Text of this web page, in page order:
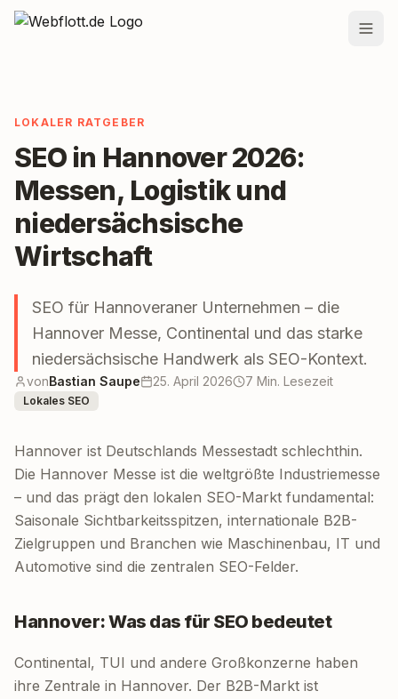
Zum Inhalt springen
Preise
Projekte
Team
Blog
Kontakt
LOKALER RATGEBER
SEO in Hannover 2026:
Messen, Logistik und
niedersächsische
Wirtschaft
SEO für Hannoveraner Unternehmen – die
Hannover Messe, Continental und das starke
niedersächsische Handwerk als SEO-Kontext.
vonBastian Saupe 25. April 2026 7 Min. Lesezeit
Lokales SEO
Hannover ist Deutschlands Messestadt schlechthin.
Die Hannover Messe ist die weltgrößte Industriemesse
– und das prägt den lokalen SEO-Markt fundamental:
Saisonale Sichtbarkeitsspitzen, internationale B2B-
Zielgruppen und Branchen wie Maschinenbau, IT und
Automotive sind die zentralen SEO-Felder.
Hannover: Was das für SEO bedeutet
Continental, TUI und andere Großkonzerne haben
ihre Zentrale in Hannover. Der B2B-Markt ist